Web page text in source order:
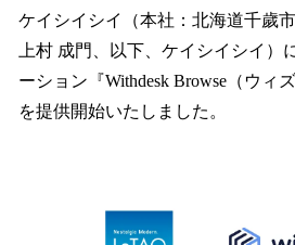
読
み
込
み
中
ケイシイシイ（本社：北海道千歲
上村 成門、以下、ケイシイシイ）
ーション『Withdesk Browse（ウィ
を提供開始いたしました。